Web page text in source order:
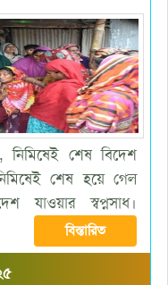
নিমিষেই শেষ বিদেশ
শেষ হয়ে গেল
যাওয়ার স্বপ্নসাধ।
বিস্তারিত